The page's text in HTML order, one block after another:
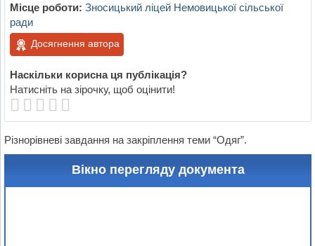
Місце роботи: Зносицький ліцей Немовицької сільської
ради
Досягнення автора
Наскільки корисна ця публікація?
Натисніть на зірочку, щоб оцінити!
Різнорівневі завдання на закріплення теми “Одяг”.
Вікно перегляду документа